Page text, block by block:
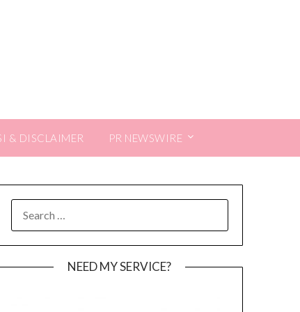
& DISCLAIMER PR NEWSWIRE
FOR:
NEED MY SERVICE?